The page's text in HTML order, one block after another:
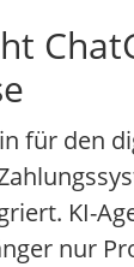
für den
KI-
nur